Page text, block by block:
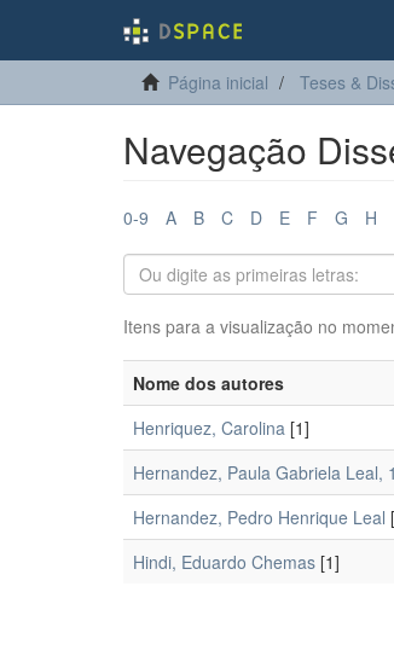
Página inicial Teses &
Navegação
0-9 A B C D E F G H
Itens para a visualização no
Nome dos autores
Henriquez, Carolina [1]
Hernandez, Paula Gabriela Leal,
Hernandez, Pedro Henrique Leal
Hindi, Eduardo Chemas [1]